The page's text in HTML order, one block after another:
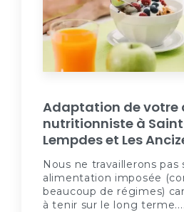
Adaptation de votre
nutritionniste à
Lempdes et Les
Nous ne travaillerons pas
alimentation imposée
beaucoup de régimes)
à tenir sur le long terme....